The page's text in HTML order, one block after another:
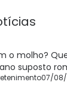
o molho?
suposto
07/